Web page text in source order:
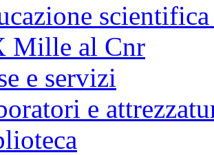
Mille al Cnr
e servizi
e